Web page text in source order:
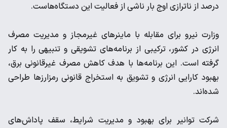
درصد از ناترازی اوج بار ناشی از فعالیت این دستگاه‌هاست.
وزارت نیرو برای مقابله با ماینرهای غیرمجاز و مدیریت مصرف
انرژی در کشور، ترکیبی از برنامه‌های تشویقی و تنبیهی را به کار
گرفته است. این برنامه‌ها با هدف کاهش مصرف غیرقانونی برق،
بهبود کارایی انرژی و تشویق به استخراج قانونی رمزارزها طراحی
شده‌اند.
شرکت توانیر برای بهبود و مدیریت شرایط، سقف پاداش‌های